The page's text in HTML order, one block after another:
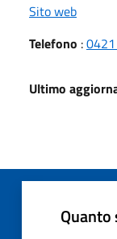
Sito web
Telefono :
Ultimo